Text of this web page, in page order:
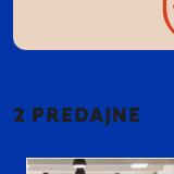
2 PREDAJNE